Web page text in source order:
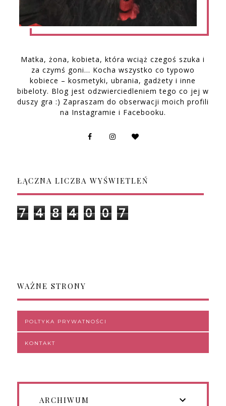
Matka, żona, kobieta, która wciąż czegoś szuka i
za czymś goni… Kocha wszystko co typowo
kobiece – kosmetyki, ubrania, gadżety i inne
bibeloty. Blog jest odzwierciedleniem tego co jej w
duszy gra :) Zapraszam do obserwacji moich profili
na Instagramie i Facebooku.
ŁĄCZNA LICZBA WYŚWIETLEŃ
7 4 8 4 0 0 7
WAŻNE STRONY
POLTYKA PRYWATNOŚCI
KONTAKT
ARCHIWUM